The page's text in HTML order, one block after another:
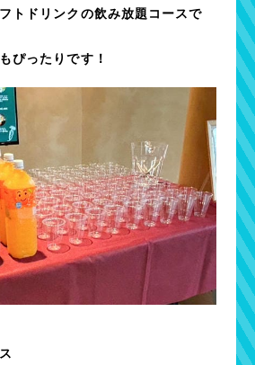
トドリンクの飲み放題コースで
ぴったりです！